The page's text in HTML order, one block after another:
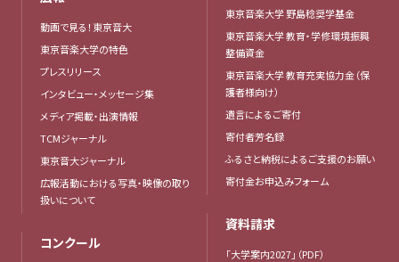
動画で見る！東京音大
東京音楽大学の特色
プレスリリース
インタビュー・メッセージ集
メディア掲載・出演情報
TCMジャーナル
東京音大ジャーナル
広報活動における写真・映像の取り
扱いについて
コンクール
東京音楽大学 野島稔奨学基金
東京音楽大学 教育・学修環境振興
整備資金
東京音楽大学 教育充実協力金（保
護者様向け）
遺言によるご寄付
寄付者芳名録
ふるさと納税によるご支援のお願い
寄付金お申込みフォーム
資料請求
「大学案内2027」（PDF）